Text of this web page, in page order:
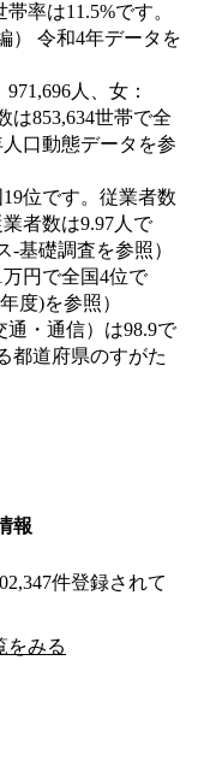
率は11.5%です。
） 令和4年データを
人、女：
は853,634世帯で全
口動態データを参
位です。従業者数
者数は9.97人で
基礎調査を参照）
円で全国4位で
度)を参照）
・通信）は98.9で
都道府県のすがた
報
件登録されて
をみる